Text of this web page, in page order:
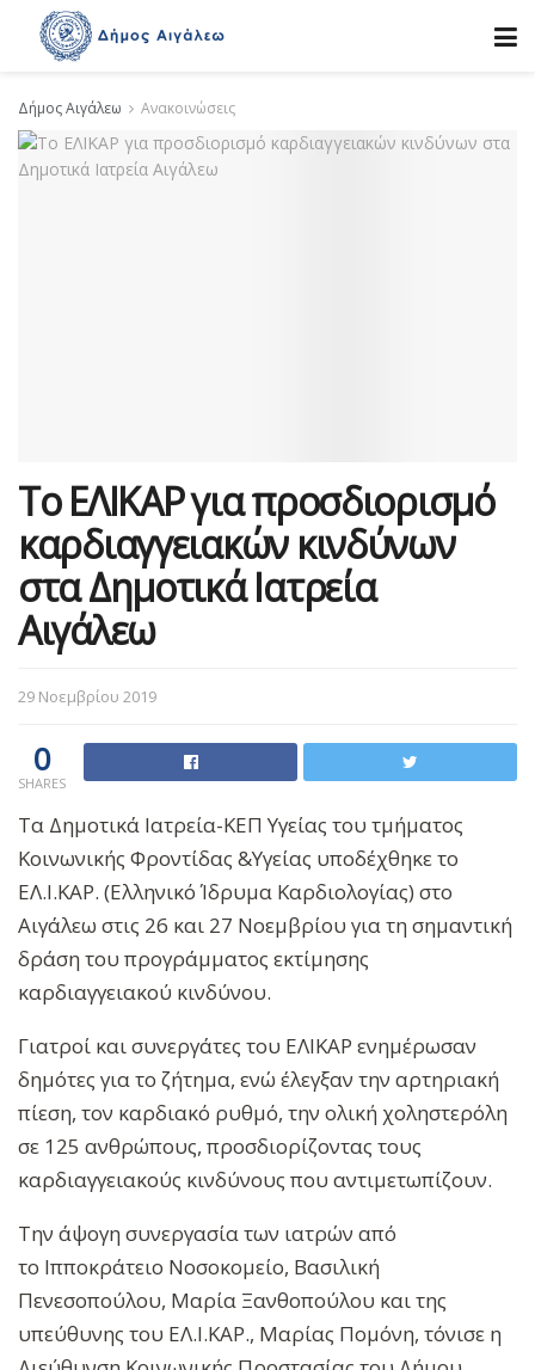
Δήμος Αιγάλεω Ανακοινώσεις
Το ΕΛΙΚΑΡ για προσδιορισμό
καρδιαγγειακών κινδύνων
στα Δημοτικά Ιατρεία
Αιγάλεω
29 Νοεμβρίου 2019
0
SHARES
Τα Δημοτικά Ιατρεία-ΚΕΠ Υγείας του τμήματος
Κοινωνικής Φροντίδας &Υγείας υποδέχθηκε το
ΕΛ.Ι.ΚΑΡ. (Ελληνικό Ίδρυμα Καρδιολογίας) στο
Αιγάλεω στις 26 και 27 Νοεμβρίου για τη σημαντική
δράση του προγράμματος εκτίμησης
καρδιαγγειακού κινδύνου.
Γιατροί και συνεργάτες του ΕΛΙΚΑΡ ενημέρωσαν
δημότες για το ζήτημα, ενώ έλεγξαν την αρτηριακή
πίεση, τον καρδιακό ρυθμό, την ολική χοληστερόλη
σε 125 ανθρώπους, προσδιορίζοντας τους
καρδιαγγειακούς κινδύνους που αντιμετωπίζουν.
Την άψογη συνεργασία των ιατρών από
το Ιπποκράτειο Νοσοκομείο, Βασιλική
Πενεσοπούλου, Μαρία Ξανθοπούλου και της
υπεύθυνης του ΕΛ.Ι.ΚΑΡ., Μαρίας Πομόνη, τόνισε η